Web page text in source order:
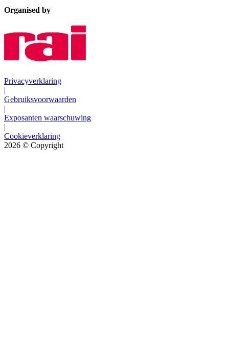
Organised by
Privacyverklaring
|
Gebruiksvoorwaarden
|
Exposanten waarschuwing
|
Cookieverklaring
2026 © Copyright